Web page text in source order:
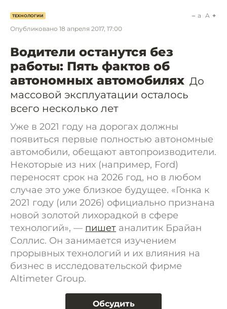
ТЕХНОЛОГИИ
Опубликовано 18 апреля 2017, 17:00
a A
Водители останутся без
работы: Пять фактов об
автономных автомобилях До
массовой эксплуатации осталось
всего несколько лет
Уже в 2021 году на дорогах должны
появиться первые полностью автономные
автомобили, обещают автопроизводители.
Некоторые из них (например, Ford)
переносят срок на 2026 год, но в любом
случае это уже близкое будущее. «Гонка к
2021 году (или 2026) официально признана
новой золотой лихорадкой в сфере
технологий», — пишет аналитик Брайан
Соллис. Он занимается изучением
прорывных технологий и их влияния на
бизнес в исследовательской фирме
Altimeter Group.
Обсудить